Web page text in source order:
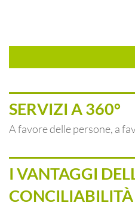
SERVIZI A 360°
A favore delle persone, a
I VANTAGGI
CONCILIABILITÀ